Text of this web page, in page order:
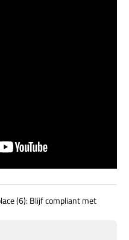
(6): Blijf compliant met